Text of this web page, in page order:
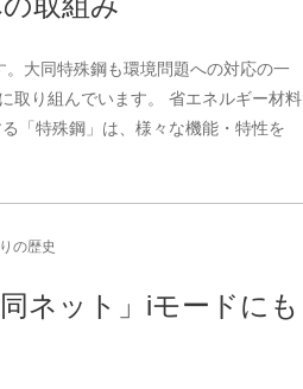
大同特殊鋼も環境問題への対応の一
取り組んでいます。 省エネルギー材料
「特殊鋼」は、様々な機能・特性を
の歴史
ネット」iモードにも